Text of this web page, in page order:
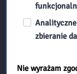
Biblioteka
ul. Kościuszki 5A
tel./fax 48 345 95
zbieranie
Nie wyrażam